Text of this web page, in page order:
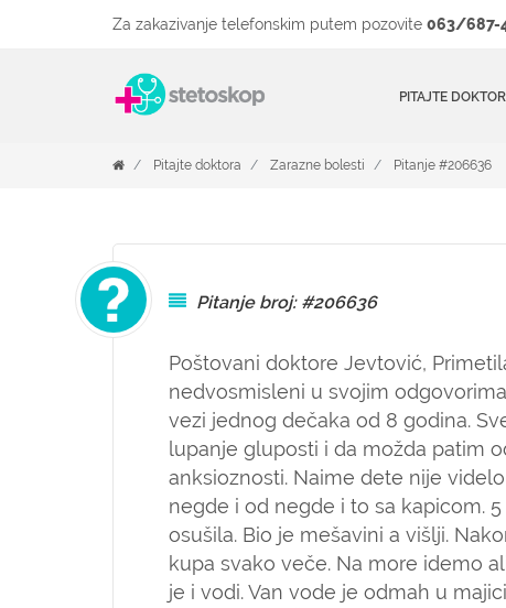
Za zakazivanje telefonskim putem pozovite 063/687-
PITAJTE
Pitajte doktora Zarazne bolesti Pitanje #206636
Pitanje broj: #206636
Poštovani doktore Jevtović,
nedvosmisleni u svojim
vezi jednog dečaka od 8 godina.
lupanje gluposti i da možda patim
anksioznosti. Naime dete nije
negde i od negde i to sa kapicom.
osušila. Bio je mešavini a višlji.
kupa svako veče. Na more idemo
je i vodi. Van vode je odmah u